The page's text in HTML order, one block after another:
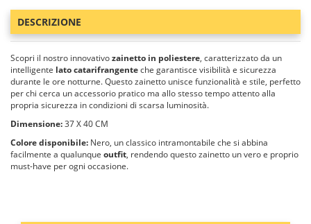
DESCRIZIONE
Scopri il nostro innovativozainetto in poliestere, caratterizzato da un
intelligente lato catarifrangenteche garantisce visibilità e sicurezza
durante le ore notturne. Questo zainetto unisce funzionalità e stile, perfetto
per chi cerca un accessorio pratico ma allo stesso tempo attento alla
propria sicurezza in condizioni di scarsa luminosità.
Dimensione:37 X 40 CM
Colore disponibile: Nero, un classico intramontabile che si abbina
facilmente a qualunque outfit, rendendo questo zainetto un vero e proprio
must-have per ogni occasione.